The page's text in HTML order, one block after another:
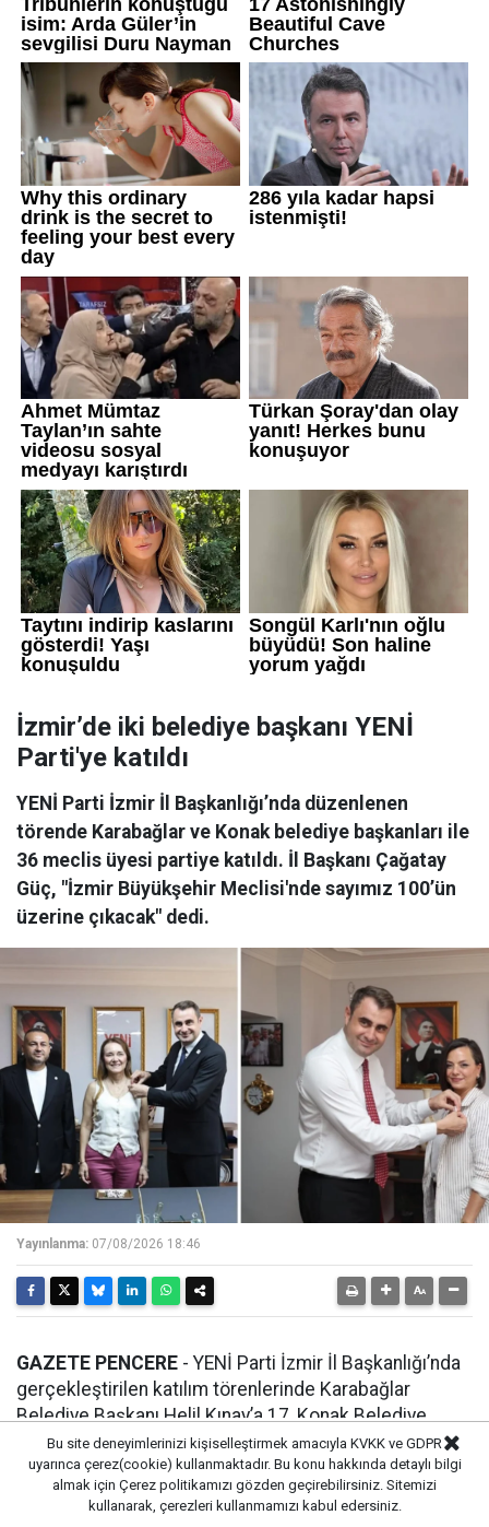
İzmir’de iki belediye başkanı YENİ
Parti'ye katıldı
YENİ Parti İzmir İl Başkanlığı’nda düzenlenen
törende Karabağlar ve Konak belediye başkanları ile
36 meclis üyesi partiye katıldı. İl Başkanı Çağatay
Güç, "İzmir Büyükşehir Meclisi'nde sayımız 100’ün
üzerine çıkacak" dedi.
Yayınlanma: 07/08/2026 18:46
GAZETE PENCERE - YENİ Parti İzmir İl Başkanlığı’nda
gerçekleştirilen katılım törenlerinde Karabağlar
Belediye Başkanı Helil Kınay’a 17, Konak Belediye
Başkanı Nilüfer Çınarlı Mutlu’ya ise 19 belediye meclis
üyesi eşlik etti.
Bu site deneyimlerinizi kişiselleştirmek amacıyla KVKK ve GDPR
uyarınca çerez(cookie) kullanmaktadır. Bu konu hakkında detaylı bilgi
almak için Çerez politikamızı gözden geçirebilirsiniz. Sitemizi
kullanarak, çerezleri kullanmamızı kabul edersiniz.